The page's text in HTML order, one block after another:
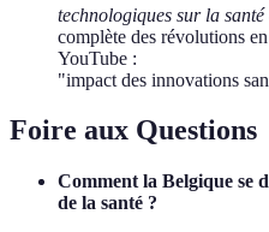
technologiques sur la
complète des révolutions en
YouTube :
"impact des innovations
Foire aux Questions
Comment la Belgique se
de la santé ?